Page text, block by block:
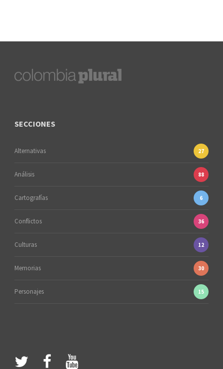
SECCIONES
Alternativas 27
Análisis 88
Cartografías 6
Conflictos 36
Culturas 12
Memorias 30
Personajes 15